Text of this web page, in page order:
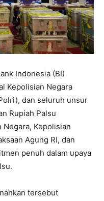
Indonesia (BI)
Kepolisian Negara
dan seluruh unsur
Rupiah Palsu
Negara, Kepolisian
Agung RI, dan
penuh dalam upaya
tersebut